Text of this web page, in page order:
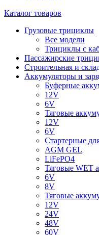
Каталог товаров
Грузовые трициклы
Все модели
Трициклы с
Пассажирские
Строительная и
Аккумуляторы и
Буферные
12V
6V
Тяговые
12V
6V
Стартерные
AGM GEL
LiFePO4
Тяговые WET
6V
8V
Тяговые
12V
24V
48V
60V